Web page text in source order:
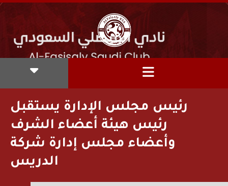
رئيس مجلس الإدارة يستقبل
رئيس هيئة أعضاء الشرف
وأعضاء مجلس إدارة شركة
الدريس